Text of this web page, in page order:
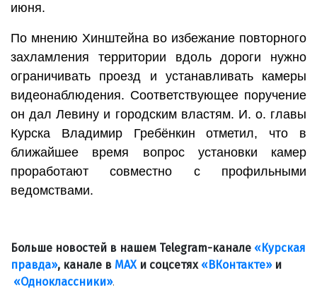
июня.
По мнению Хинштейна во избежание повторного
захламления территории вдоль дороги нужно
ограничивать проезд и устанавливать камеры
видеонаблюдения. Соответствующее поручение
он дал Левину и городским властям. И. о. главы
Курска Владимир Гребёнкин отметил, что в
ближайшее время вопрос установки камер
проработают совместно с профильными
ведомствами.
Больше новостей в нашем Telegram-канале «Курская
правда», канале в МАХи соцсетях «ВКонтакте»и
«Одноклассники».